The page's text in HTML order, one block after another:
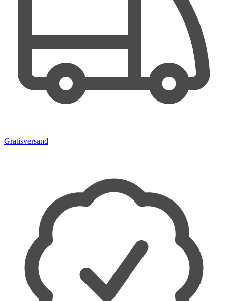
Gratisversand